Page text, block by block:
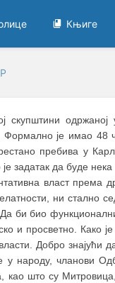
Књиге
скупштини
Формално је имао 48
пребива у
да буде нека
власт према
ни стално
би био
и просветно. Како
Добро знајући
у народу, чланови
као што су